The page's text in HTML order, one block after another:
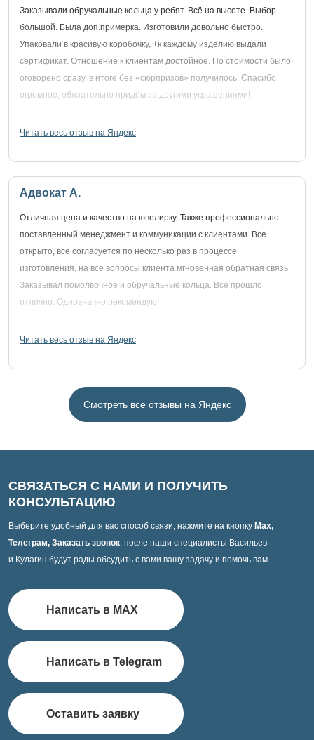
Заказывали обручальные кольца у ребят. Всё на высоте. Выбор
большой. Была доп.примерка. Изготовили довольно быстро.
Упаковали в красивую коробочку, +к каждому изделию выдали
сертификат. Отношение к клиентам достойное. По стоимости было
оговорено сразу, в итоге без «сюрпризов» получилось. Спасибо
огромное, обязательно придём за другими украшениями!
Читать весь отзыв на Яндекс
Адвокат А.
Отличная цена и качество на ювелирку. Также профессионально
поставленный менеджмент и коммуникации с клиентами. Все
открыто, все согласуется по несколько раз в процессе
изготовления, на все вопросы клиента мгновенная обратная связь.
Заказывал помолвочное и обручальные кольца. Все прошло
отлично. Однозначно рекомендую!
Читать весь отзыв на Яндекс
Смотреть все отзывы на Яндекс
СВЯЗАТЬСЯ С НАМИ И ПОЛУЧИТЬ
КОНСУЛЬТАЦИЮ
Выберите удобный для вас способ связи, нажмите на кнопку Max,
Телеграм, Заказать звонок, после наши специалисты Васильев
и Кулагин будут рады обсудить с вами вашу задачу и помочь вам
Написать в MAX
Написать в Telegram
Оставить заявку